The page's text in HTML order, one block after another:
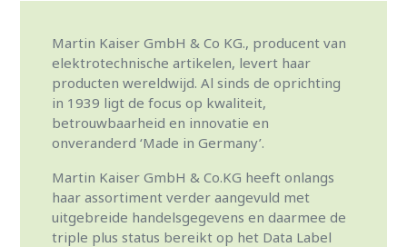
Martin Kaiser GmbH & Co KG., producent van
elektrotechnische artikelen, levert haar
producten wereldwijd. Al sinds de oprichting
in 1939 ligt de focus op kwaliteit,
betrouwbaarheid en innovatie en
onveranderd ‘Made in Germany’.
Martin Kaiser GmbH & Co.KG heeft onlangs
haar assortiment verder aangevuld met
uitgebreide handelsgegevens en daarmee de
triple plus status bereikt op het Data Label